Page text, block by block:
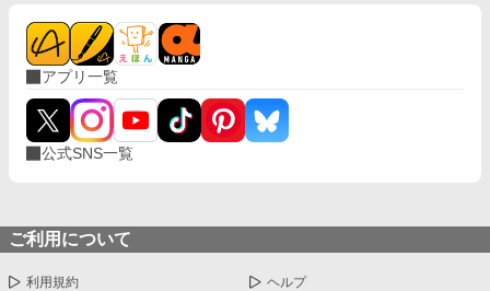
アプリ一覧
公式SNS一覧
ご利用について
利用規約 ヘルプ